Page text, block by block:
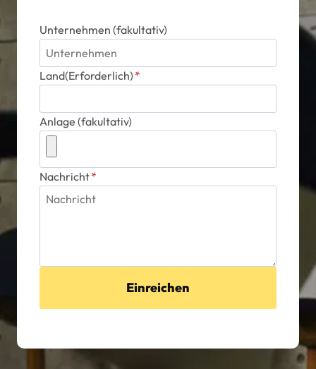
Unternehmen (fakultativ)
Land(Erforderlich) *
Anlage (fakultativ)
Nachricht*
Einreichen